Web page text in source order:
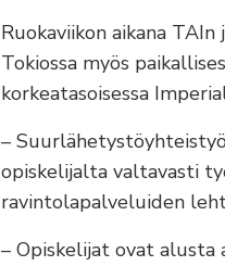
Ruokaviikon aikana
Tokiossa myös
korkeatasoisessa
–
opiskelijalta valtavasti
ravintolapalveluiden
– Opiskelijat ovat alusta